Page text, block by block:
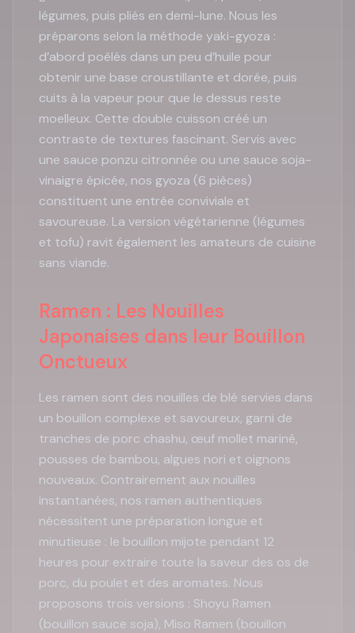
légumes, puis pliés en demi-lune. Nous les
préparons selon la méthode yaki-gyoza :
d’abord poêlés dans un peu d’huile pour
obtenir une base croustillante et dorée, puis
cuits à la vapeur pour que le dessus reste
moelleux. Cette double cuisson créé un
contraste de textures fascinant. Servis avec
une sauce ponzu citronnée ou une sauce soja-
vinaigre épicée, nos gyoza (6 pièces)
constituent une entrée conviviale et
savoureuse. La version végétarienne (légumes
et tofu) ravit également les amateurs de cuisine
sans viande.
Ramen : Les Nouilles
Japonaises dans leur Bouillon
Onctueux
Les ramen sont des nouilles de blé servies dans
un bouillon complexe et savoureux, garni de
tranches de porc chashu, œuf mollet mariné,
pousses de bambou, algues nori et oignons
nouveaux. Contrairement aux nouilles
instantanées, nos ramen authentiques
nécessitent une préparation longue et
minutieuse : le bouillon mijote pendant 12
heures pour extraire toute la saveur des os de
porc, du poulet et des aromates. Nous
proposons trois versions : Shoyu Ramen
(bouillon sauce soja), Miso Ramen (bouillon